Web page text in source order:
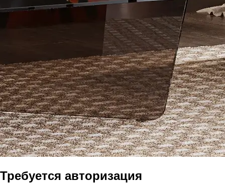
Требуется авторизация